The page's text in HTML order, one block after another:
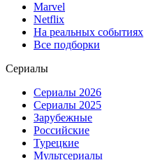
Marvel
Netflix
На реальных событиях
Все подборки
Сериалы
Сериалы 2026
Сериалы 2025
Зарубежные
Российские
Турецкие
Мультсериалы